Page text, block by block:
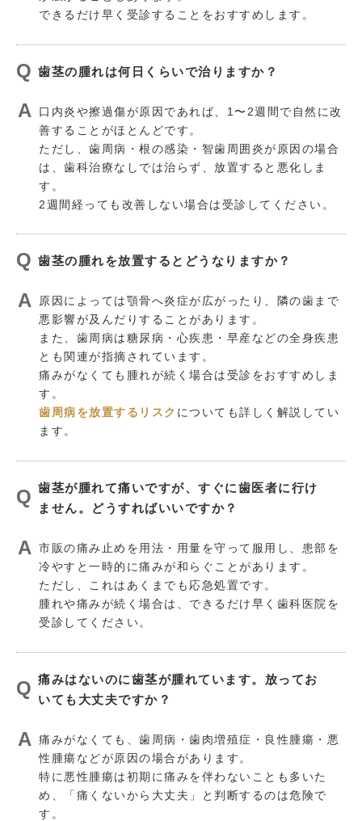
できるだけ早く受診することをおすすめします。
歯茎の腫れは何日くらいで治りますか？
口内炎や擦過傷が原因であれば、1〜2週間で自然に改
善することがほとんどです。
ただし、歯周病・根の感染・智歯周囲炎が原因の場合
は、歯科治療なしでは治らず、放置すると悪化しま
す。
2週間経っても改善しない場合は受診してください。
歯茎の腫れを放置するとどうなりますか？
原因によっては顎骨へ炎症が広がったり、隣の歯まで
悪影響が及んだりすることがあります。
また、歯周病は糖尿病・心疾患・早産などの全身疾患
とも関連が指摘されています。
痛みがなくても腫れが続く場合は受診をおすすめしま
す。
歯周病を放置するリスク についても詳しく解説してい
ます。
歯茎が腫れて痛いですが、すぐに歯医者に行け
ません。どうすればいいですか？
市販の痛み止めを用法・用量を守って服用し、患部を
冷やすと一時的に痛みが和らぐことがあります。
ただし、これはあくまでも応急処置です。
腫れや痛みが続く場合は、できるだけ早く歯科医院を
受診してください。
痛みはないのに歯茎が腫れています。放ってお
いても大丈夫ですか？
痛みがなくても、歯周病・歯肉増殖症・良性腫瘍・悪
性腫瘍などが原因の場合があります。
特に悪性腫瘍は初期に痛みを伴わないことも多いた
め、「痛くないから大丈夫」と判断するのは危険で
す。